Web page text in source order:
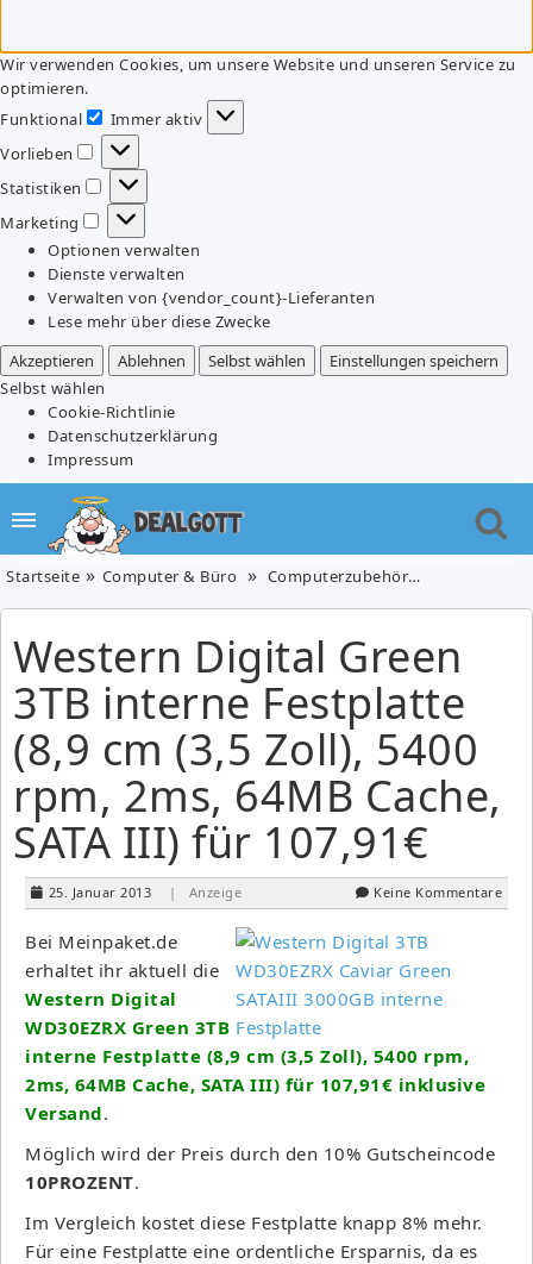
Wir verwenden Cookies, um unsere Website und unseren Service zu
optimieren.
Funktional
Funktional
Immer aktiv
Vorlieben
Vorlieben
Statistiken
Statistiken
Marketing
Marketing
Optionen verwalten
Dienste verwalten
Verwalten von {vendor_count}-Lieferanten
Lese mehr über diese Zwecke
Akzeptieren
Ablehnen Selbst wählen
Einstellungen speichern
Selbst wählen
Cookie-Richtlinie
Datenschutzerklärung
Impressum
Startseite Computer & Büro Computerzubehör
Western Digital Green
3TB interne Festplatte
(8,9 cm (3,5 Zoll), 5400
rpm, 2ms, 64MB Cache,
SATA III) für 107,91€
25. Januar 2013 | Anzeige Keine Kommentare
Bei Meinpaket.de
erhaltet ihr aktuell die
Western Digital
WD30EZRX Green 3TB
interne Festplatte (8,9 cm (3,5 Zoll), 5400 rpm,
2ms, 64MB Cache, SATA III) für 107,91€ inklusive
Versand.
Möglich wird der Preis durch den 10% Gutscheincode
10PROZENT.
Im Vergleich kostet diese Festplatte knapp 8% mehr.
Für eine Festplatte eine ordentliche Ersparnis, da es